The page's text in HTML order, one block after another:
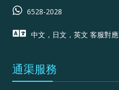
6528-2028
中文，日文，英文 客服對應
通渠服務